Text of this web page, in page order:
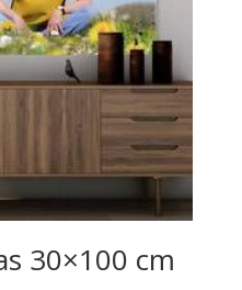
30×100 cm